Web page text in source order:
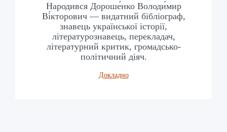
Народився Дороше́нко Володи́мир
Ві́кторович — видатний бібліограф,
знавець української історії,
літературознавець, перекладач,
літературний критик, громадсько-
політичний діяч.
Докладно